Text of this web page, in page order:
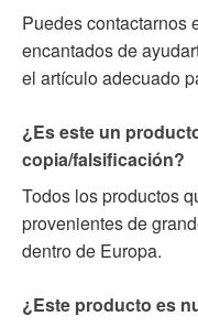
Puedes contactarnos
encantados de
el artículo adecuado
¿Es este un
copia/falsificación?
Todos los productos
provenientes de
dentro de Europa.
¿Este producto es